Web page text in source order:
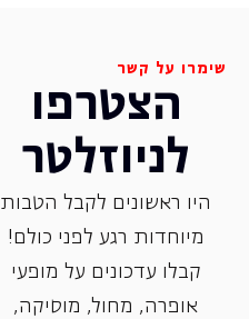
שימרו על קשר
הצטרפו
לניוזלטר
היו ראשונים לקבל הטבות
מיוחדות רגע לפני כולם!
קבלו עדכונים על מופעי
אופרה, ‏מחול, ‏מוסיקה,